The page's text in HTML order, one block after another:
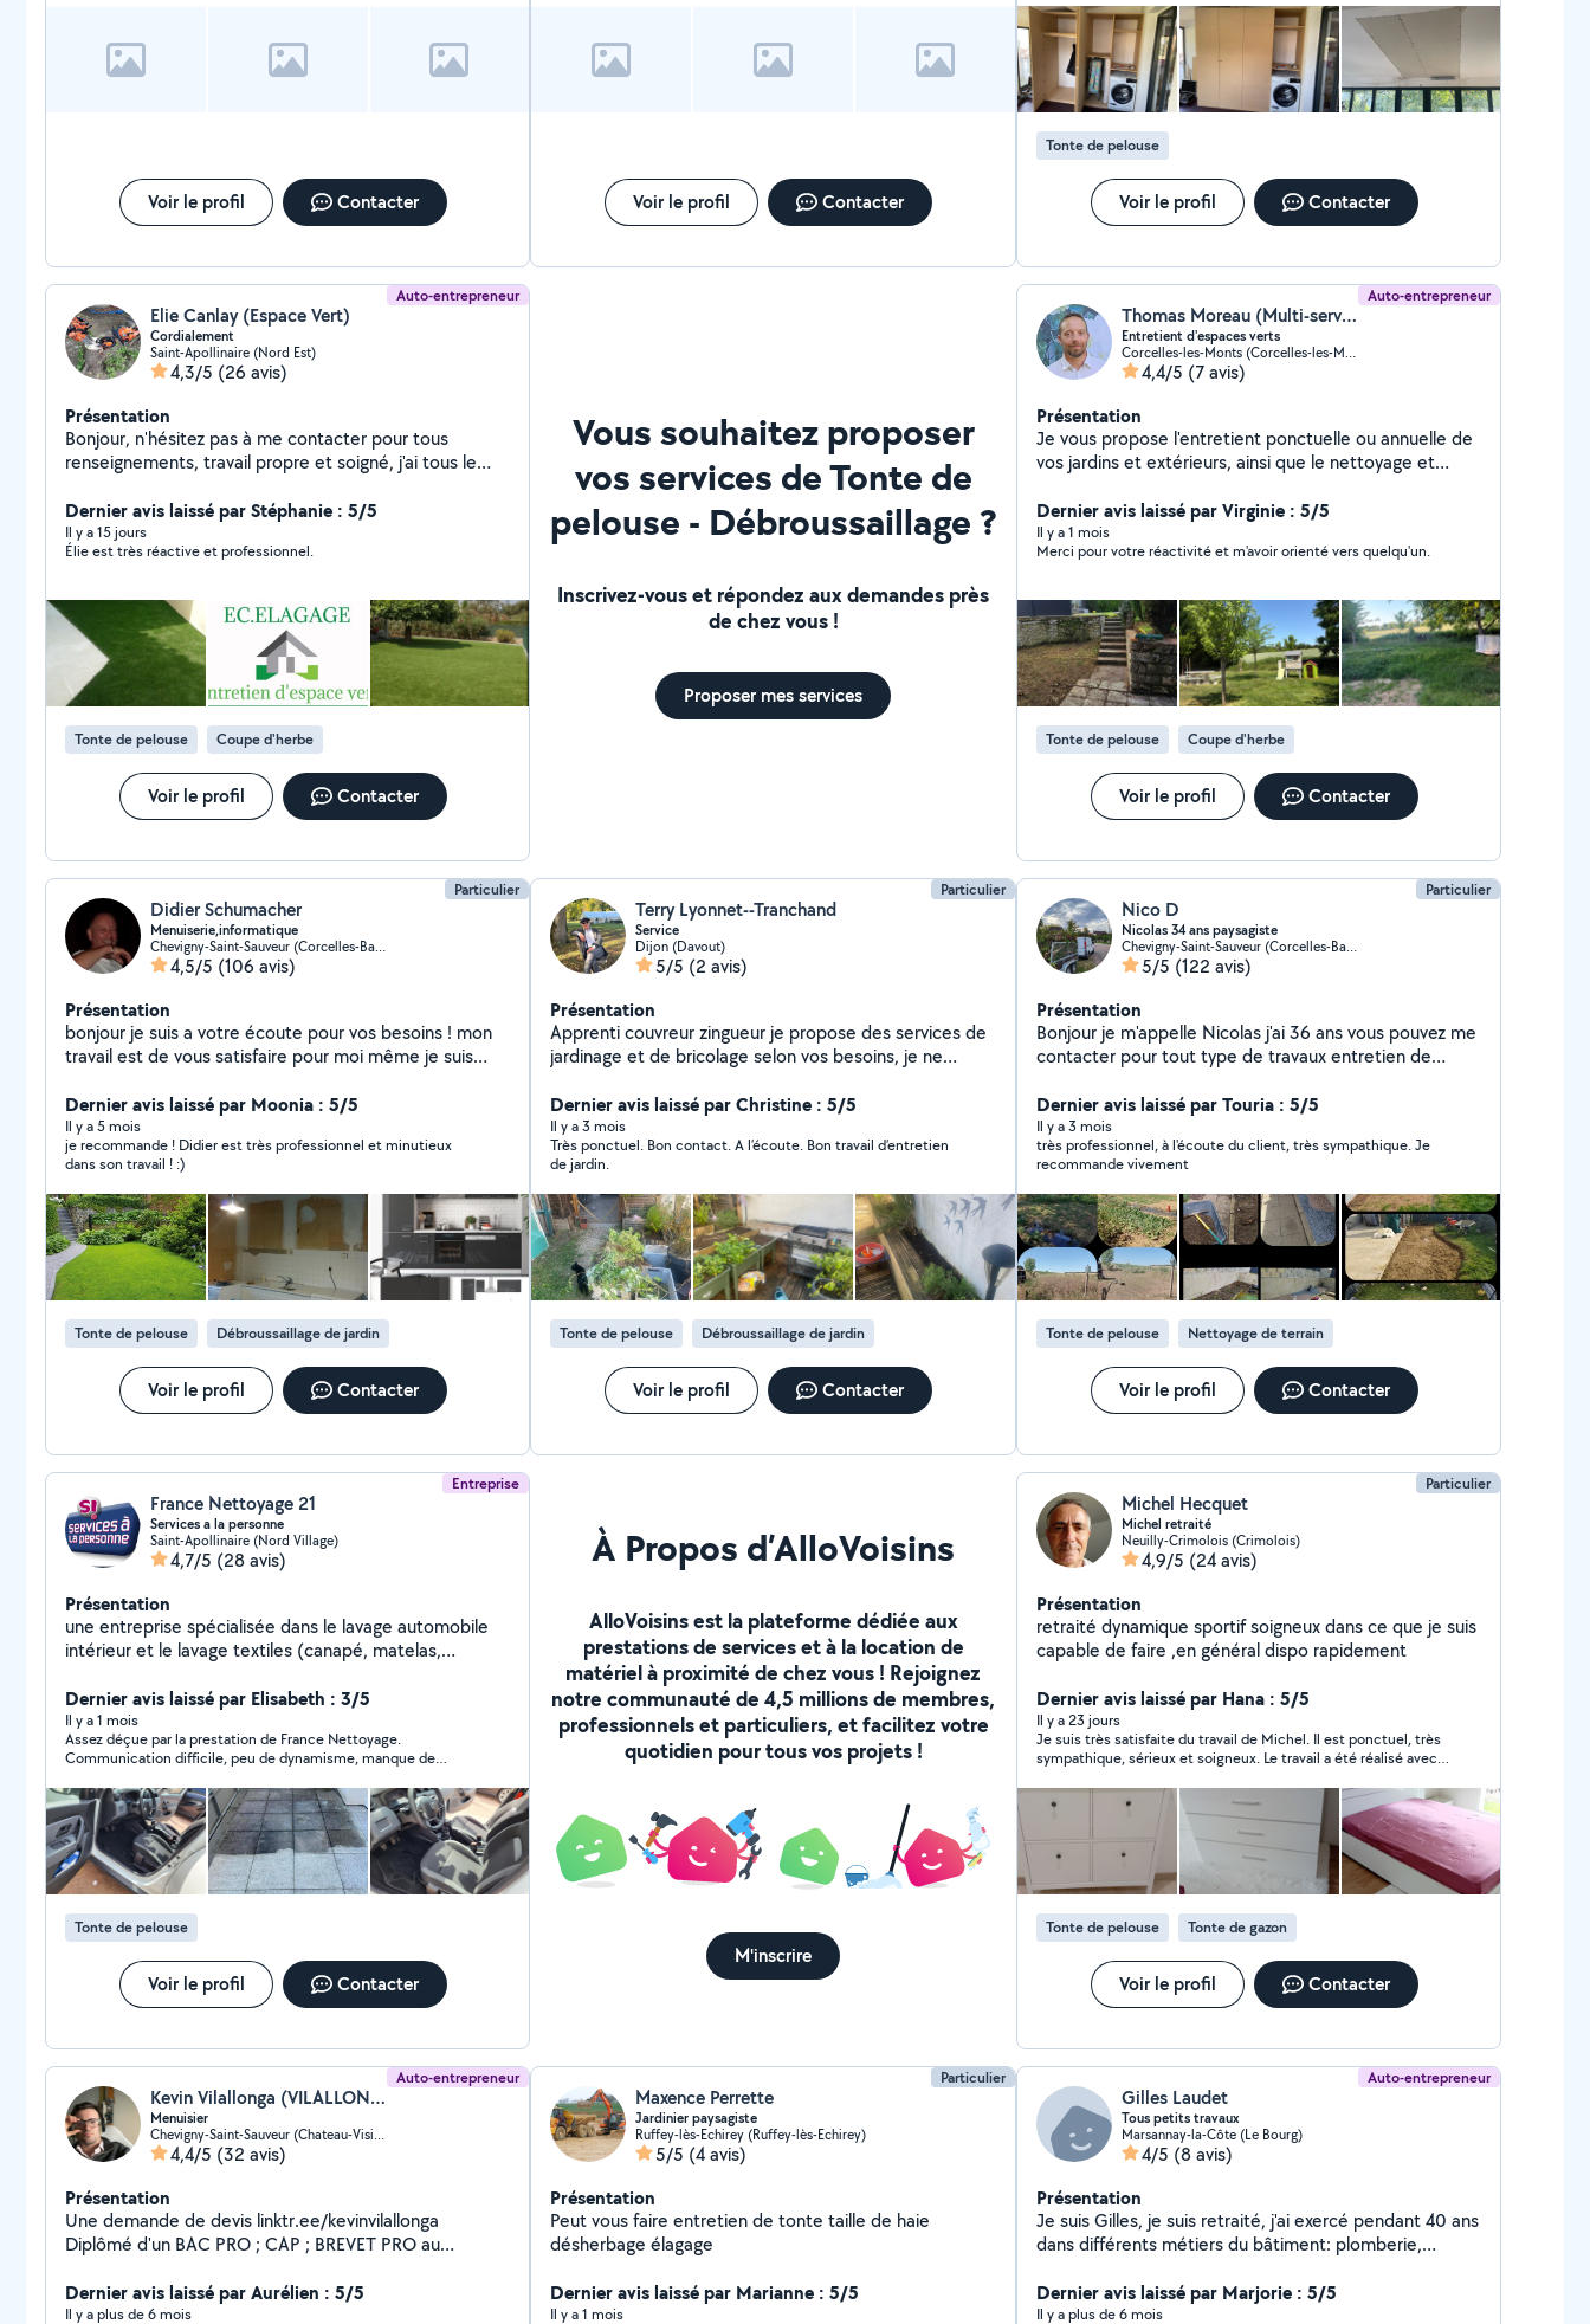
Voir le profil Contacter Voir le profil Contacter
Tonte de pelouse
Voir le profil Contacter
Auto-entrepreneur
Elie Canlay (Espace Vert)
Cordialement
Saint-Apollinaire (Nord Est)
4,3/5 (26 avis)
Présentation
Bonjour, n'hésitez pas à me contacter pour tous
renseignements, travail propre et soigné, j'ai tous le
taille de haie. Abattage élagage. Entretien des espaces
verts. Ramassage des végétaux. N'hésitez pas à me
contacter, cordialement
Dernier avis laissé par Stéphanie : 5/5
Il y a 15 jours
Élie est très réactive et professionnel.
Tonte de pelouse Coupe d'herbe
Voir le profil Contacter
Vous souhaitez proposer
vos services de Tonte de
pelouse - Débroussaillage ?
Inscrivez-vous et répondez aux demandes près
de chez vous !
Proposer mes services
Auto-entrepreneur
Thomas Moreau (Multi-services21)
Entretient d'espaces verts
Corcelles-les-Monts (Corcelles-les-Monts)
4,4/5 (7 avis)
Présentation
Je vous propose l'entretient ponctuelle ou annuelle de
vos jardins et extérieurs, ainsi que le nettoyage et
travaux en hauteur comme le nettoyage des vitres ,
VELUX, vérandas, puits de lumière, tout ce qui n'est
pas très accessible. J'étudie toutes propositions qui
autour de DIJON et je dispose d'une camionnette et
du matériel adéquat. Au plaisir de vous rencontrer.
Thomas.
Dernier avis laissé par Virginie : 5/5
Il y a 1 mois
Merci pour votre réactivité et m'avoir orienté vers quelqu'un.
Tonte de pelouse Coupe d'herbe
Voir le profil Contacter
Particulier
Didier Schumacher
Menuiserie,informatique
Chevigny-Saint-Sauveur (Corcelles-Bas de Chanot)
4,5/5 (106 avis)
Présentation
bonjour je suis a votre écoute pour vos besoins ! mon
travail est de vous satisfaire pour moi même je suis
travaux dans toute la maison intérieur et extérieur
Dernier avis laissé par Moonia : 5/5
Il y a 5 mois
je recommande ! Didier est très professionnel et minutieux
dans son travail ! :)
Tonte de pelouse Débroussaillage de jardin
Voir le profil Contacter
Particulier
Terry Lyonnet--Tranchand
Service
Dijon (Davout)
5/5 (2 avis)
Présentation
Apprenti couvreur zingueur je propose des services de
jardinage et de bricolage selon vos besoins, je ne
travaille donc qu'avec ce que vous pouvez me fournir.
Dernier avis laissé par Christine : 5/5
Il y a 3 mois
Très ponctuel. Bon contact. A l’écoute. Bon travail d’entretien
de jardin.
Tonte de pelouse Débroussaillage de jardin
Voir le profil Contacter
Particulier
Nico D
Nicolas 34 ans paysagiste
Chevigny-Saint-Sauveur (Corcelles-Bas de Chanot)
5/5 (122 avis)
Présentation
Bonjour je m'appelle Nicolas j'ai 36 ans vous pouvez me
contacter pour tout type de travaux entretien de
deserbage etc et si ce n'est pas dans mes
compétences je préfère vous dire non plutôt que de
faire n'importe quoi j'aime le travail propre et soigné
Dernier avis laissé par Touria : 5/5
Il y a 3 mois
très professionnel, à l'écoute du client, très sympathique. Je
recommande vivement
Tonte de pelouse Nettoyage de terrain
Voir le profil Contacter
Entreprise
France Nettoyage 21
Services a la personne
Saint-Apollinaire (Nord Village)
4,7/5 (28 avis)
Présentation
une entreprise spécialisée dans le lavage automobile
intérieur et le lavage textiles (canapé, matelas,
extraction, aucune saleté ne lui résiste et votre tissu
ressortira comme neuf !N'hésitez pas à nous ajouter
sur nos réseaux pour voir nos réalisations !
Dernier avis laissé par Elisabeth : 3/5
Il y a 1 mois
Assez déçue par la prestation de France Nettoyage.
Communication difficile, peu de dynamisme, manque de
Tonte de pelouse
Voir le profil Contacter
À Propos d’AlloVoisins
AlloVoisins est la plateforme dédiée aux
prestations de services et à la location de
matériel à proximité de chez vous ! Rejoignez
notre communauté de 4,5 millions de membres,
professionnels et particuliers, et facilitez votre
quotidien pour tous vos projets !
M'inscrire
Particulier
Michel Hecquet
Michel retraité
Neuilly-Crimolois (Crimolois)
4,9/5 (24 avis)
Présentation
retraité dynamique sportif soigneux dans ce que je suis
capable de faire ,en général dispo rapidement
Dernier avis laissé par Hana : 5/5
Il y a 23 jours
Je suis très satisfaite du travail de Michel. Il est ponctuel, très
sympathique, sérieux et soigneux. Le travail a été réalisé avec
Il travaille proprement, laisse le chantier parfaitement rangé.
C'est une personne de confiance que je recommande les yeux
fermés. Je referai appel à lui avec grand plaisir. Merci encore !
Tonte de pelouse Tonte de gazon
Voir le profil Contacter
Auto-entrepreneur
Kevin Vilallonga (VILALLONGA)
Menuisier
Chevigny-Saint-Sauveur (Chateau-Visitation)
4,4/5 (32 avis)
Présentation
Une demande de devis linktr.ee/kevinvilallonga
Diplômé d'un BAC PRO ; CAP ; BREVET PRO au
suis PROFESSIONNEL et passionnée avant tous.
Réalisation de prestations de menuiserie : - Menuiserie
Dernier avis laissé par Aurélien : 5/5
Il y a plus de 6 mois
Particulier
Maxence Perrette
Jardinier paysagiste
Ruffey-lès-Echirey (Ruffey-lès-Echirey)
5/5 (4 avis)
Présentation
Peut vous faire entretien de tonte taille de haie
désherbage élagage
Dernier avis laissé par Marianne : 5/5
Il y a 1 mois
Auto-entrepreneur
Gilles Laudet
Tous petits travaux
Marsannay-la-Côte (Le Bourg)
4/5 (8 avis)
Présentation
Je suis Gilles, je suis retraité, j'ai exercé pendant 40 ans
dans différents métiers du bâtiment: plomberie,
d'autres domaines du bâtiment, notamment en pose
de revêtement de sols, mais aussi en jardinage et
Dernier avis laissé par Marjorie : 5/5
Il y a plus de 6 mois